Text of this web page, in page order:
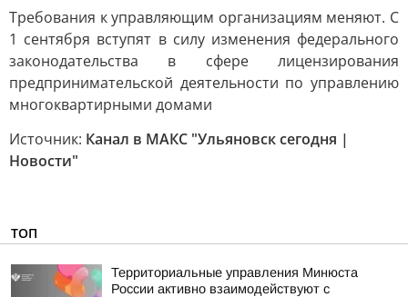
Требования к управляющим организациям меняют. С
1 сентября вступят в силу изменения федерального
законодательства в сфере лицензирования
предпринимательской деятельности по управлению
многоквартирными домами
Источник: Канал в МАКС "Ульяновск сегодня |
Новости"
ТОП
Территориальные управления Минюста
России активно взаимодействуют с